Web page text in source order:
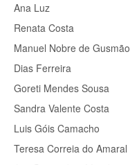
Ana Luz
Renata Costa
Manuel Nobre de Gusmão
Dias Ferreira
Goreti Mendes Sousa
Sandra Valente Costa
Luis Góis Camacho
Teresa Correia do Amaral